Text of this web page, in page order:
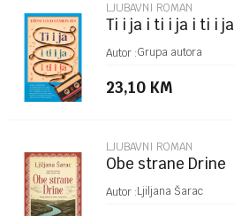
POŠALJI
LJUBAVNI ROMAN
Ti i ja i ti i ja i ti i ja
Autor :Grupa autora
23,10 KM
LJUBAVNI ROMAN
Obe strane Drine
Autor :Ljiljana Šarac